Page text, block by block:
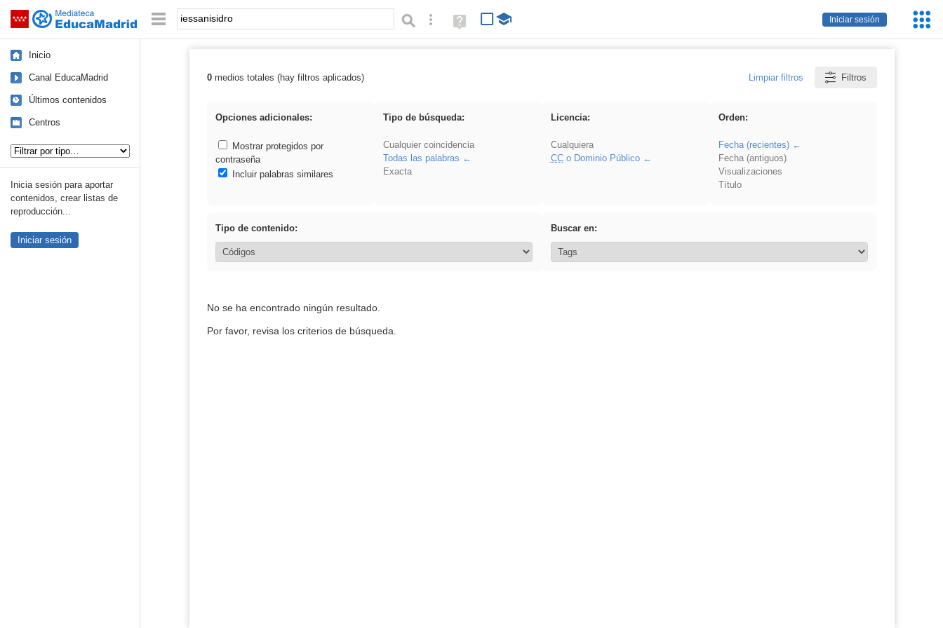
Saltar navegación
Iniciar sesión
Palabra o frase: Búsqueda avanzada
Ayuda
(en
Inicio
Canal EducaMadrid
Últimos contenidos
Centros
Inicia sesión para aportar
contenidos, crear listas de
reproducción...
Iniciar sesión
Resultados de: iessanisidro
0medios totales (hay filtros aplicados) Limpiar filtros Filtros
Opciones adicionales:
Mostrar protegidos por
contraseña
Incluir palabras similares
Tipo de búsqueda:
Cualquier coincidencia
Todas las palabras
Exacta
Licencia:
Cualquiera
CCo Dominio Público
Orden:
Fecha (recientes)
Fecha (antiguos)
Visualizaciones
Título
Tipo de contenido: Buscar en:
No se ha encontrado ningún resultado.
Por favor, revisa los criterios de búsqueda.